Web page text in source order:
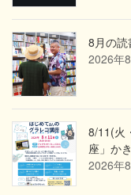
8月の読
2026年
8/11(火
座」か
2026年